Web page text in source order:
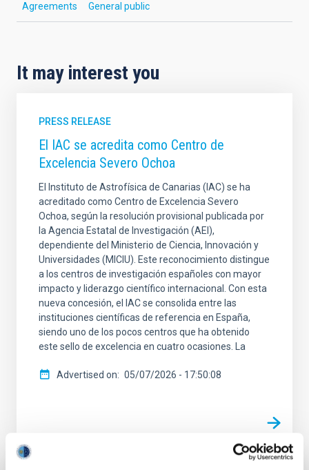
Agreements General public
It may interest you
PRESS RELEASE
El IAC se acredita como Centro de
Excelencia Severo Ochoa
El Instituto de Astrofísica de Canarias (IAC) se ha
acreditado como Centro de Excelencia Severo
Ochoa, según la resolución provisional publicada por
la Agencia Estatal de Investigación (AEI),
dependiente del Ministerio de Ciencia, Innovación y
Universidades (MICIU). Este reconocimiento distingue
a los centros de investigación españoles con mayor
impacto y liderazgo científico internacional. Con esta
nueva concesión, el IAC se consolida entre las
instituciones científicas de referencia en España,
siendo uno de los pocos centros que ha obtenido
este sello de excelencia en cuatro ocasiones. La
Advertised on 05/07/2026 - 17:50:08